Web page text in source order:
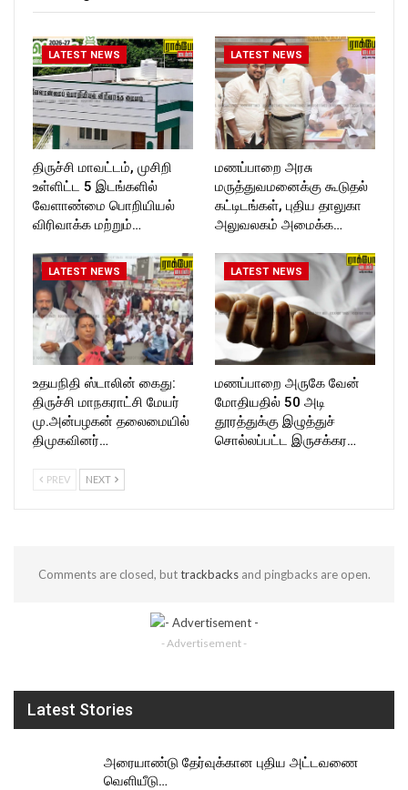
T_TIMES
Follow us on:
T_TIMESC
LATEST NEWS
திருச்சி மாவட்டம், முசிறி
உள்ளிட்ட 5 இடங்களில்
வேளாண்மை பொறியியல்
விரிவாக்க மற்றும்…
LATEST NEWS
மணப்பாறை அரசு
மருத்துவமனைக்கு கூடுதல்
கட்டிடங்கள், புதிய தாலுகா
அலுவலகம் அமைக்க…
LATEST NEWS
உதயநிதி ஸ்டாலின் கைது:
திருச்சி மாநகராட்சி மேயர்
மு.அன்பழகன் தலைமையில்
திமுகவினர்…
LATEST NEWS
மணப்பாறை அருகே வேன்
மோதியதில் 50 அடி
தூரத்துக்கு இழுத்துச்
சொல்லப்பட்ட இருசக்கர…
PREV NEXT
Comments are closed, buttrackbacksand pingbacks are open.
- Advertisement -
Latest Stories
அரையாண்டு தேர்வுக்கான புதிய அட்டவணை
வெளியீடு…